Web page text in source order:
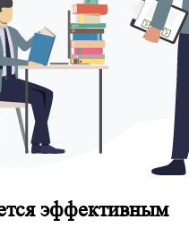
эффективным